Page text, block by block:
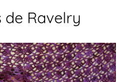
de Ravelry